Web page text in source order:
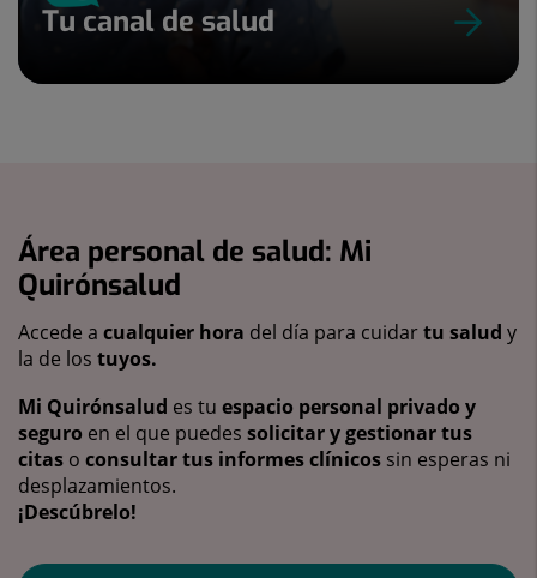
Tu canal de salud
Área personal de salud: Mi
Quirónsalud
Accede a cualquier hora del día para cuidartu salud y
la de los tuyos.
Mi Quirónsalud es tu espacio personal privado y
seguro en el que puedes solicitar y gestionar tus
citas o consultar tus informes clínicos sin esperas ni
desplazamientos.
¡Descúbrelo!